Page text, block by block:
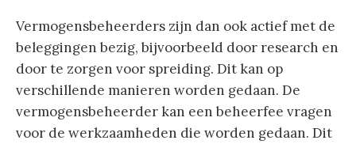
Vermogensbeheerders zijn dan ook actief met de
beleggingen bezig, bijvoorbeeld door research en
door te zorgen voor spreiding. Dit kan op
verschillende manieren worden gedaan. De
vermogensbeheerder kan een beheerfee vragen
voor de werkzaamheden die worden gedaan. Dit